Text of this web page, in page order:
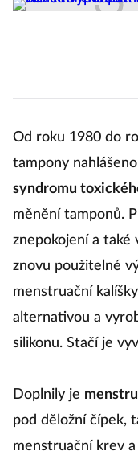
Od roku 1980 do
tampony
syndromu
měnění tamponů.
znepokojení a
znovu použitelné
menstruační
alternativou a
silikonu. Stačí je
Doplnily je
pod děložní čípek,
menstruační krev